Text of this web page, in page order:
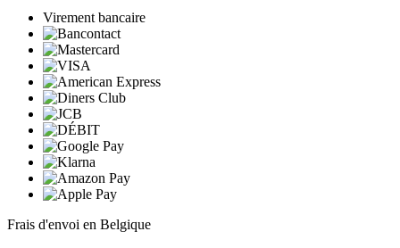
Virement bancaire
Frais d'envoi en Belgique